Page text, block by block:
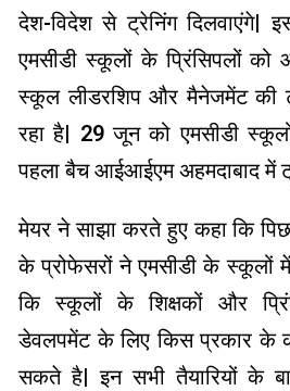
देश-विदेश से ट्रेनिंग
एमसीडी स्कूलों के प्रिंसिपलों को
स्कूल लीडरशिप और मैनेजमेंट की
रहा है| 29 जून को एमसीडी
पहला बैच आईआईएम अहमदाबाद में
मेयर ने साझा करते हुए कहा कि
के प्रोफेसरों ने एमसीडी के स्कूलों
कि स्कूलों के शिक्षकों और
डेवलपमेंट के लिए किस प्रकार के
सकते है| इन सभी तैयारियों के